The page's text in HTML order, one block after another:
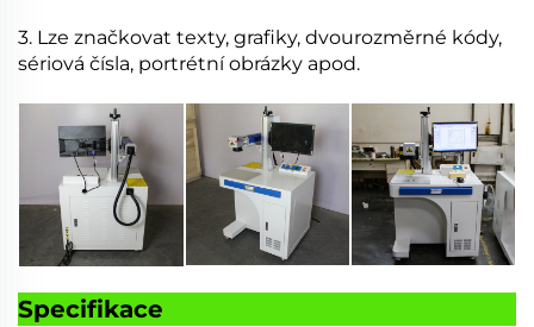
3. Lze značkovat texty, grafiky, dvourozměrné kódy,
sériová čísla, portrétní obrázky apod.
Specifikace